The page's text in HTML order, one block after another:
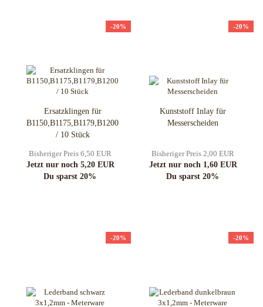
-20%
Ersatzklingen für
B1150,B1175,B1179,B1200
/ 10 Stück
Bisheriger Preis 6,50 EUR
Jetzt nur noch 5,20 EUR
Du sparst 20%
-20%
Kunststoff Inlay für
Messerscheiden
Bisheriger Preis 2,00 EUR
Jetzt nur noch 1,60 EUR
Du sparst 20%
-20% -20%